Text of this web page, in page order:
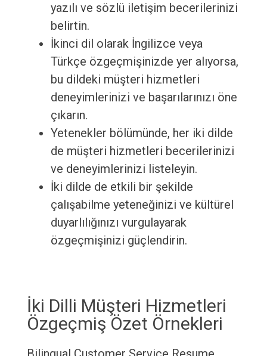
yazılı ve sözlü iletişim becerilerinizi
belirtin.
İkinci dil olarak İngilizce veya
Türkçe özgeçmişinizde yer alıyorsa,
bu dildeki müşteri hizmetleri
deneyimlerinizi ve başarılarınızı öne
çıkarın.
Yetenekler bölümünde, her iki dilde
de müşteri hizmetleri becerilerinizi
ve deneyimlerinizi listeleyin.
İki dilde de etkili bir şekilde
çalışabilme yeteneğinizi ve kültürel
duyarlılığınızı vurgulayarak
özgeçmişinizi güçlendirin.
İki Dilli Müşteri Hizmetleri
Özgeçmiş Özet Örnekleri